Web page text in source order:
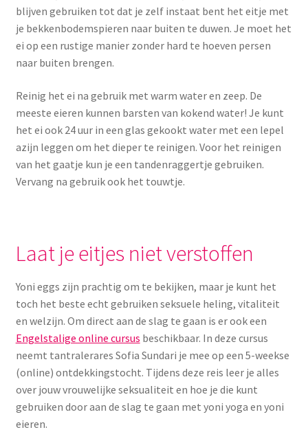
blijven gebruiken tot dat je zelf instaat bent het eitje met
je bekkenbodemspieren naar buiten te duwen. Je moet het
ei op een rustige manier zonder hard te hoeven persen
naar buiten brengen.
Reinig het ei na gebruik met warm water en zeep. De
meeste eieren kunnen barsten van kokend water! Je kunt
het ei ook 24 uur in een glas gekookt water met een lepel
azijn leggen om het dieper te reinigen. Voor het reinigen
van het gaatje kun je een tandenraggertje gebruiken.
Vervang na gebruik ook het touwtje.
Laat je eitjes niet verstoffen
Yoni eggs zijn prachtig om te bekijken, maar je kunt het
toch het beste echt gebruiken seksuele heling, vitaliteit
en welzijn. Om direct aan de slag te gaan is er ook een
Engelstalige online cursus beschikbaar. In deze cursus
neemt tantralerares Sofia Sundari je mee op een 5-weekse
(online) ontdekkingstocht. Tijdens deze reis leer je alles
over jouw vrouwelijke seksualiteit en hoe je die kunt
gebruiken door aan de slag te gaan met yoni yoga en yoni
eieren.